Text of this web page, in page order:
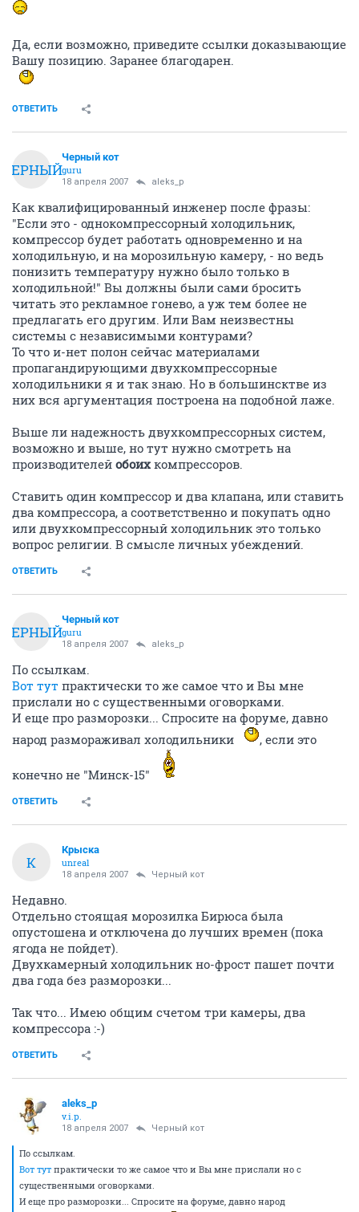
Да, если возможно, приведите ссылки доказывающие
Вашу позицию. Заранее благодарен.
ОТВЕТИТЬ
ЧЕРНЫЙ
Черный кот
guru
18 апреля 2007 aleks_p
Как квалифицированный инженер после фразы:
"Если это - однокомпрессорный холодильник,
компрессор будет работать одновременно и на
холодильную, и на морозильную камеру, - но ведь
понизить температуру нужно было только в
холодильной!" Вы должны были сами бросить
читать это рекламное гонево, а уж тем более не
предлагать его другим. Или Вам неизвестны
системы с независимыми контурами?
То что и-нет полон сейчас материалами
пропагандирующими двухкомпрессорные
холодильники я и так знаю. Но в большинсктве из
них вся аргументация построена на подобной лаже.
Выше ли надежность двухкомпрессорных систем,
возможно и выше, но тут нужно смотреть на
производителей обоих компрессоров.
Ставить один компрессор и два клапана, или ставить
два компрессора, а соответственно и покупать одно
или двухкомпрессорный холодильник это только
вопрос религии. В смысле личных убеждений.
ОТВЕТИТЬ
ЧЕРНЫЙ
Черный кот
guru
18 апреля 2007 aleks_p
По ссылкам.
Вот тут практически то же самое что и Вы мне
прислали но с существенными оговорками.
И еще про разморозки... Спросите на форуме, давно
народ размораживал холодильники
, если это
конечно не "Минск-15"
ОТВЕТИТЬ
К
Крыска
unreal
18 апреля 2007 Черный кот
Недавно.
Отдельно стоящая морозилка Бирюса была
опустошена и отключена до лучших времен (пока
ягода не пойдет).
Двухкамерный холодильник но-фрост пашет почти
два года без разморозки...
Так что... Имею общим счетом три камеры, два
компрессора :-)
ОТВЕТИТЬ
aleks_p
v.i.p.
18 апреля 2007 Черный кот
По ссылкам.
Вот тут практически то же самое что и Вы мне прислали но с
существенными оговорками.
И еще про разморозки... Спросите на форуме, давно народ